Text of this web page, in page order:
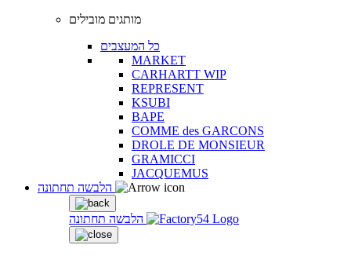
מותגים מובילים
כל המעצבים
MARKET
CARHARTT WIP
REPRESENT
KSUBI
BAPE
COMME des GARCONS
DROLE DE MONSIEUR
GRAMICCI
JACQUEMUS
הלבשה תחתונה